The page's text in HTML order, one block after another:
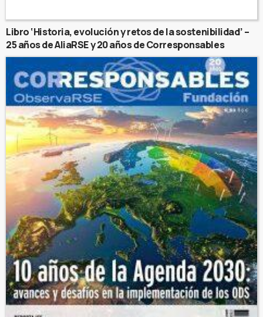
Libro ‘Historia, evolución y retos de la sostenibilidad’ –
25 años de AliaRSE y 20 años de Corresponsables